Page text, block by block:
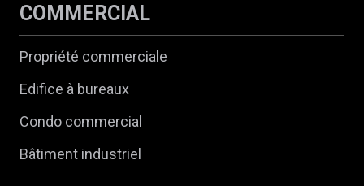
COMMERCIAL
Propriété commerciale
Edifice à bureaux
Condo commercial
Bâtiment industriel